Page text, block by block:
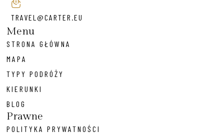
TRAVEL@CARTER.EU
Menu
STRONA GŁÓWNA
MAPA
TYPY PODRÓŻY
KIERUNKI
BLOG
Prawne
POLITYKA PRYWATNOŚCI